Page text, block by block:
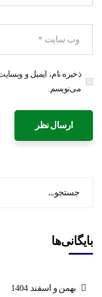
ذخیره نام، ایمیل و
می‌نویسم.
بایگانی‌ها
بهمن و اسفند 1404